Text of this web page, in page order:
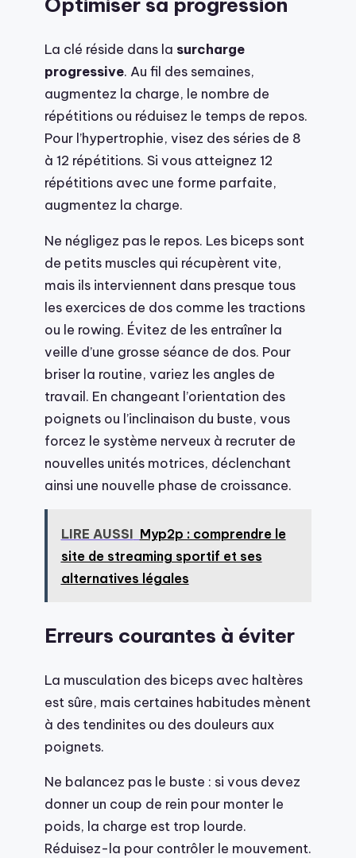
La clé réside dans la surcharge
progressive. Au fil des semaines,
augmentez la charge, le nombre de
répétitions ou réduisez le temps de repos.
Pour l’hypertrophie, visez des séries de 8
à 12 répétitions. Si vous atteignez 12
répétitions avec une forme parfaite,
augmentez la charge.
Ne négligez pas le repos. Les biceps sont
de petits muscles qui récupèrent vite,
mais ils interviennent dans presque tous
les exercices de dos comme les tractions
ou le rowing. Évitez de les entraîner la
veille d’une grosse séance de dos. Pour
briser la routine, variez les angles de
travail. En changeant l’orientation des
poignets ou l’inclinaison du buste, vous
forcez le système nerveux à recruter de
nouvelles unités motrices, déclenchant
ainsi une nouvelle phase de croissance.
LIRE AUSSI Myp2p : comprendre le
site de streaming sportif et ses
alternatives légales
Erreurs courantes à éviter
La musculation des biceps avec haltères
est sûre, mais certaines habitudes mènent
à des tendinites ou des douleurs aux
poignets.
Ne balancez pas le buste : si vous devez
donner un coup de rein pour monter le
poids, la charge est trop lourde.
Réduisez-la pour contrôler le mouvement.